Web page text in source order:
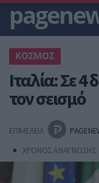
ΚΟΣΜΟΣ
Ιταλία: Σε 4
τον σεισμό
ΕΠΙΜΕΛΕΙΑ
ΧΡΟΝΟΣ ΑΝΑΓΝΩΣΗΣ